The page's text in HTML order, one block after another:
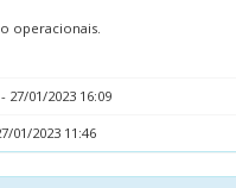
operacionais.
27/01/2023 16:09
01/2023 11:46